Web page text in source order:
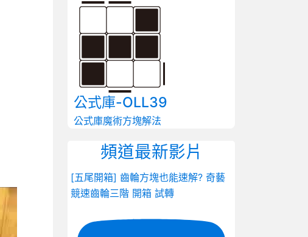
公式庫-OLL39
公式庫魔術方塊解法
頻道最新影片
[五尾開箱] 齒輪方塊也能速解? 奇藝
競速齒輪三階 開箱 試轉